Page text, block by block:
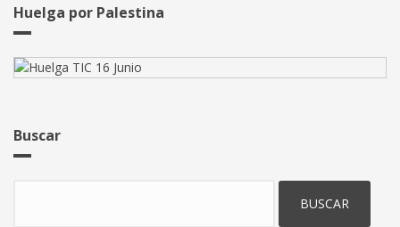
Everis
Huelga por Palestina
Buscar